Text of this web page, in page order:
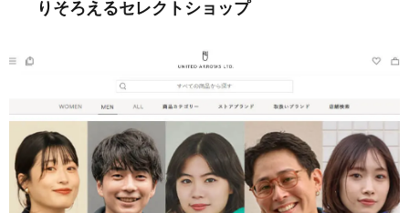
りそろえるセレクトショップ